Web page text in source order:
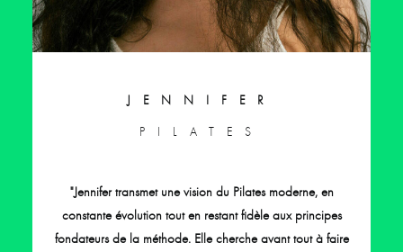
JENNIFER
PILATES
"Jennifer transmet une vision du Pilates moderne, en
constante évolution tout en restant fidèle aux principes
fondateurs de la méthode. Elle cherche avant tout à faire